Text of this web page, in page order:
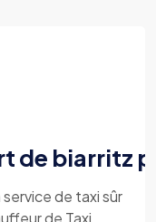
de biarritz
de taxi sûr
de Taxi